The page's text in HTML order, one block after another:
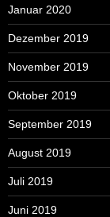
Januar 2020
Dezember 2019
November 2019
Oktober 2019
September 2019
August 2019
Juli 2019
Juni 2019